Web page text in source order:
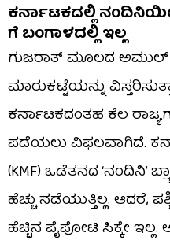
ಕರ್ನಾಟಕದಲ್ಲಿ
ಗೆ ಬಂಗಾಳದಲ್ಲಿ ಇಲ್ಲ
ಗುಜರಾತ್ ಮೂಲದ ಅಮುಲ್
ಮಾರುಕಟ್ಟೆಯನ್ನು ವಿಸ್ತರಿಸುತ್ತಾ
ಕರ್ನಾಟಕದಂತಹ ಕೆಲ
ಪಡೆಯಲು ವಿಫಲವಾಗಿದೆ.
(KMF) ಒಡೆತನದ ‘ನಂದಿನಿ’
ಹೆಚ್ಚು ನಡೆಯುತ್ತಿಲ್ಲ. ಆದರೆ,
ಹೆಚ್ಚಿನ ಪೈಪೋಟಿ ಸಿಕ್ಕೇ